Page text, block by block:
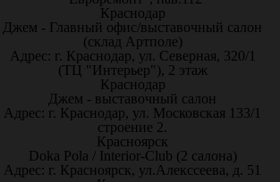
Краснодар
Джем - Главный офис/выставочный салон
(склад Артполе)
Адрес: г. Краснодар, ул. Северная, 320/1
(ТЦ "Интерьер"), 2 этаж
Краснодар
Джем - выставочный салон
Адрес: г. Краснодар, ул. Московская 133/1
строение 2.
Красноярск
Doka Pola / Interior-Club (2 салона)
Адрес: г. Красноярск, ул.Алекссеева, д. 51